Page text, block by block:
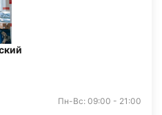
Пн-Вс: 09:00 - 21:00